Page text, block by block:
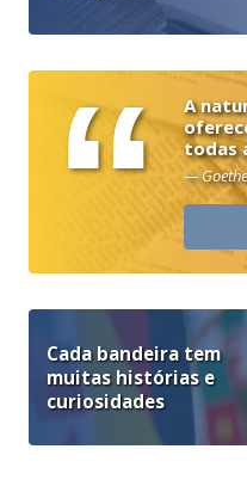
“
A
todas
— Goethe
Cada bandeira tem
muitas histórias e
curiosidades